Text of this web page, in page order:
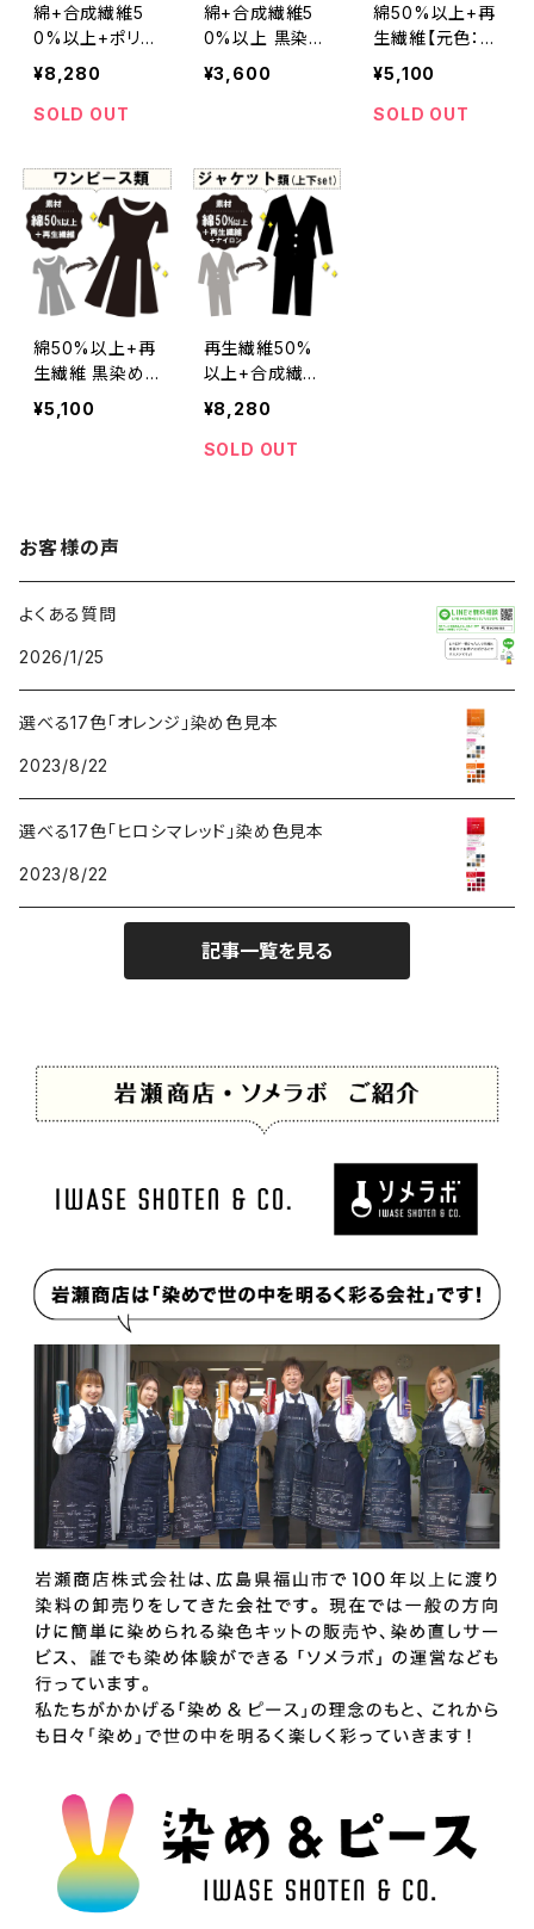
綿+合成繊維5
0%以上+ポリウ
レタン 濃紺染め
ジャケット(上下
セット)【裏地キ
染め直し[ネイビ
ー/Navy]m310
-194
¥8,280
SOLD OUT
綿+合成繊維5
0%以上 黒染め
Tシャツ【元色：
黒】-染め直し
¥3,600
綿50%以上+再
生繊維【元色：ピ
ンク】 黒染め ワ
ンピース-染め直
し[漆黒/Black]
¥5,100
SOLD OUT
綿50%以上+再
生繊維 黒染め
ワンピース-染め
直し[漆黒/Blac
¥5,100
再生繊維50%
以上+合成繊維
+ナイロン 黒染
め ジャケット(上
下セット)-染め
¥8,280
SOLD OUT
お客様の声
よくある質問
2026/1/25
選べる17色「オレンジ」染め色見本
2023/8/22
選べる17色「ヒロシマレッド」染め色見本
2023/8/22
記事一覧を見る